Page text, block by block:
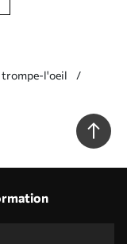
trompe-l'oeil